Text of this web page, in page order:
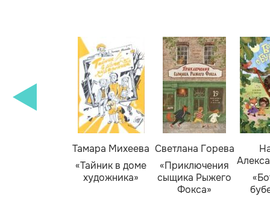
Тамара Михеева
«Тайник в доме
художника»
Светлана Горева
«Приключения
сыщика Рыжего
Фокса»